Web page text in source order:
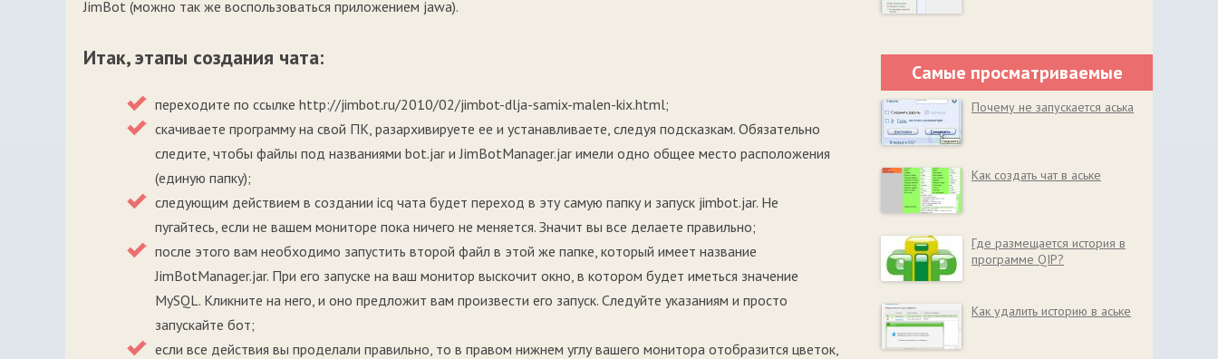
JimBot (можно так же воспользоваться приложением jawa).
Итак, этапы создания чата:
переходите по ссылке http://jimbot.ru/2010/02/jimbot-dlja-samix-malen-kix.html;
скачиваете программу на свой ПК, разархивируете ее и устанавливаете, следуя подсказкам. Обязательно
следите, чтобы файлы под названиями bot.jar и JimBotManager.jar имели одно общее место расположения
(единую папку);
следующим действием в создании icq чата будет переход в эту самую папку и запуск jimbot.jar. Не
пугайтесь, если не вашем мониторе пока ничего не меняется. Значит вы все делаете правильно;
после этого вам необходимо запустить второй файл в этой же папке, который имеет название
JimBotManager.jar. При его запуске на ваш монитор выскочит окно, в котором будет иметься значение
MySQL. Кликните на него, и оно предложит вам произвести его запуск. Следуйте указаниям и просто
запускайте бот;
если все действия вы проделали правильно, то в правом нижнем углу вашего монитора отобразится цветок,
Самые просматриваемые
Почему не запускается аська
Как создать чат в аське
Где размещается история в
программе QIP?
Как удалить историю в аське